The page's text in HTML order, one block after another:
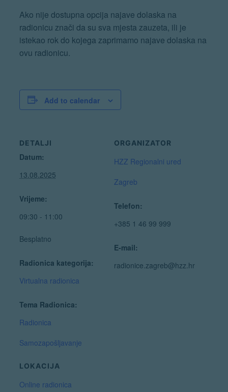
Ako nije dostupna opcija najave dolaska na
radionicu znači da su sva mjesta zauzeta, ili je
istekao rok do kojega zaprimamo najave dolaska na
ovu radionicu.
Add to calendar
DETALJI
Datum:
13.08.2025
Vrijeme:
09:30 - 11:00
Besplatno
Radionica kategorija:
Virtualna radionica
Tema Radionica:
Radionica
Samozapošljavanje
LOKACIJA
Online radionica
ORGANIZATOR
HZZ Regionalni ured
Zagreb
Telefon:
+385 1 46 99 999
E-mail:
radionice.zagreb@hzz.hr